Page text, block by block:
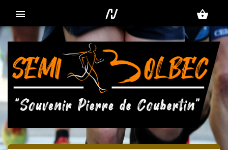
menu shopping_basket